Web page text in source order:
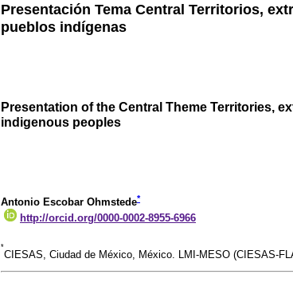
Presentación Tema Central Territorios,
pueblos indígenas
Presentation of the Central Theme Territories,
indigenous peoples
Antonio Escobar Ohmstede*
http://orcid.org/0000-0002-8955-6966
*
CIESAS, Ciudad de México, México. LMI-MESO (CIESAS-